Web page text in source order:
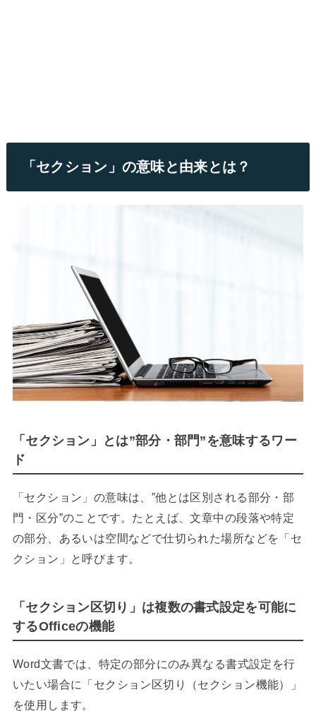
「セクション」の意味と由来とは？
「セクション」とは”部分・部門”を意味するワー
ド
「セクション」の意味は、”他とは区別される部分・部
門・区分”のことです。たとえば、文章中の段落や特定
の部分、あるいは空間などで仕切られた場所などを「セ
クション」と呼びます。
「セクション区切り」は複数の書式設定を可能に
するOfficeの機能
Word文書では、特定の部分にのみ異なる書式設定を行
いたい場合に「セクション区切り（セクション機能）」
を使用します。